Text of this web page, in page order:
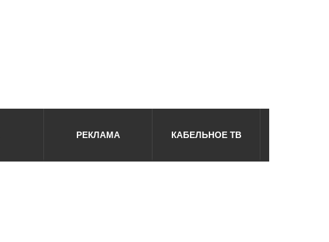
РЕКЛАМА КАБЕЛЬНОЕ ТВ